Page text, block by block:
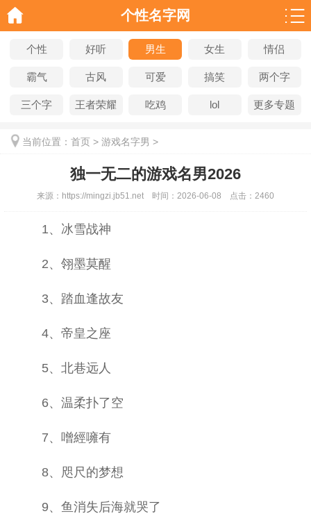
个性名字网
个性 好听 男生 女生 情侣
霸气 古风 可爱 搞笑 两个字
三个字 王者荣耀 吃鸡 lol 更多专题
当前位置： 首页 > 游戏名字男 >
独一无二的游戏名男2026
来源： https://mingzi.jb51.net 时间： 2026-06-08 点击： 2460
1、冰雪战神
2、翎墨莫醒
3、踏血逢故友
4、帝皇之座
5、北巷远人
6、温柔扑了空
7、噌經噰有
8、咫尺的梦想
9、鱼消失后海就哭了